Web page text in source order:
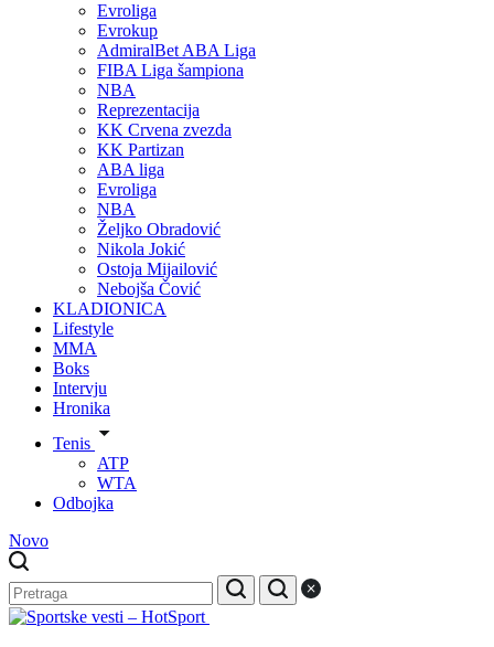
Evroliga
Evrokup
AdmiralBet ABA Liga
FIBA Liga šampiona
NBA
Reprezentacija
KK Crvena zvezda
KK Partizan
ABA liga
Evroliga
NBA
Željko Obradović
Nikola Jokić
Ostoja Mijailović
Nebojša Čović
KLADIONICA
Lifestyle
MMA
Boks
Intervju
Hronika
Tenis
ATP
WTA
Odbojka
Novo